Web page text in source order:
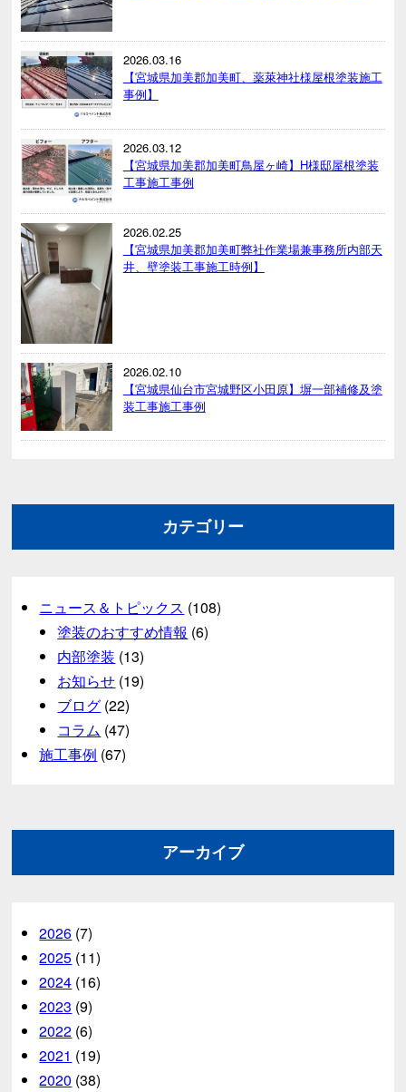
2026.03.16
【宮城県加美郡加美町、薬萊神社様屋根塗装施工
事例】
2026.03.12
【宮城県加美郡加美町鳥屋ヶ崎】H様邸屋根塗装
工事施工事例
2026.02.25
【宮城県加美郡加美町弊社作業場兼事務所内部天
井、壁塗装工事施工時例】
2026.02.10
【宮城県仙台市宮城野区小田原】塀一部補修及塗
装工事施工事例
カテゴリー
ニュース＆トピックス (108)
塗装のおすすめ情報 (6)
内部塗装 (13)
お知らせ (19)
ブログ (22)
コラム (47)
施工事例 (67)
アーカイブ
2026 (7)
2025 (11)
2024 (16)
2023 (9)
2022 (6)
2021 (19)
2020 (38)